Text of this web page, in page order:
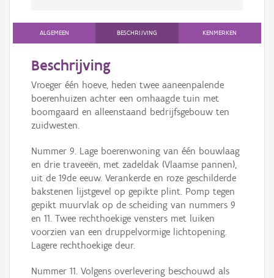
ALGEMEEN BESCHRIJVING KENMERKEN
Beschrijving
Vroeger één hoeve, heden twee aaneenpalende
boerenhuizen achter een omhaagde tuin met
boomgaard en alleenstaand bedrijfsgebouw ten
zuidwesten.
Nummer 9. Lage boerenwoning van één bouwlaag
en drie traveeën, met zadeldak (Vlaamse pannen),
uit de 19de eeuw. Verankerde en roze geschilderde
bakstenen lijstgevel op gepikte plint. Pomp tegen
gepikt muurvlak op de scheiding van nummers 9
en 11. Twee rechthoekige vensters met luiken
voorzien van een druppelvormige lichtopening.
Lagere rechthoekige deur.
Nummer 11. Volgens overlevering beschouwd als